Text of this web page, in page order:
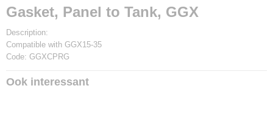
Gasket, Panel to Tank, GGX
Description:
Compatible with GGX15-35
Code: GGXCPRG
Ook interessant